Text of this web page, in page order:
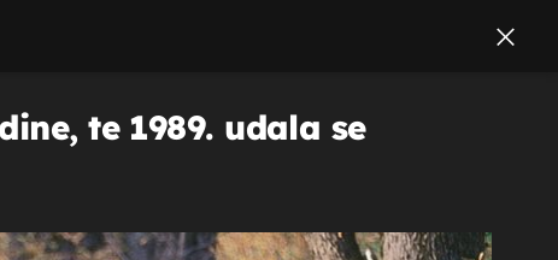
te 1989. udala se